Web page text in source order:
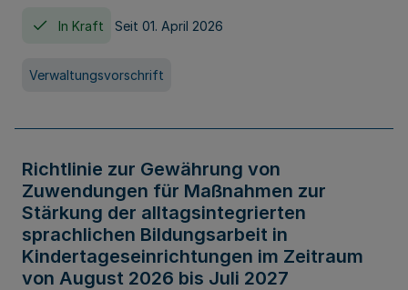
In Kraft Seit 01. April 2026
Verwaltungsvorschrift
Richtlinie zur Gewährung von
Zuwendungen für Maßnahmen zur
Stärkung der alltagsintegrierten
sprachlichen Bildungsarbeit in
Kindertageseinrichtungen im Zeitraum
von August 2026 bis Juli 2027